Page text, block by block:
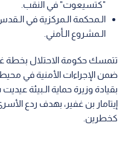
"كتسيعوت" في النقب.
الـمحكمة الـمركزية في
الـمشروع الـأمني.
تتمسك حكومة الاحتلال بخطة
ضمن الإجراءات الأمنية في
بقيادة وزيرة حماية الـبيئة
إيتامار بن غفير، بهدف ردع
كخطرين.